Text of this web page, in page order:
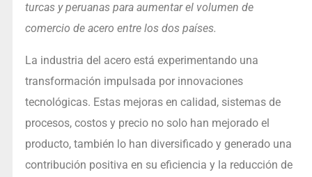
turcas y peruanas para aumentar el volumen de
comercio de acero entre los dos países.
La industria del acero está experimentando una
transformación impulsada por innovaciones
tecnológicas. Estas mejoras en calidad, sistemas de
procesos, costos y precio no solo han mejorado el
producto, también lo han diversificado y generado una
contribución positiva en su eficiencia y la reducción de